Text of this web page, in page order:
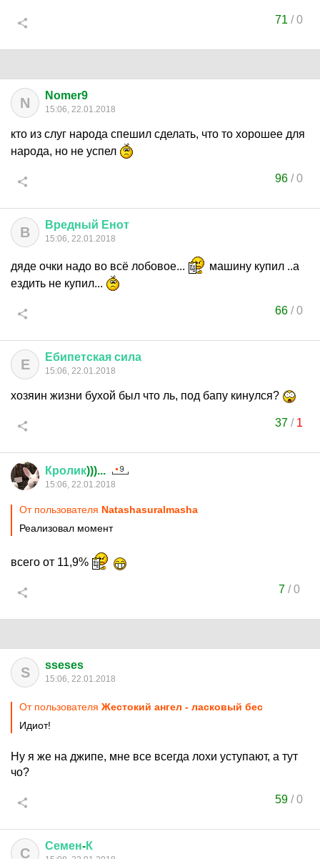
71 /0
N Nomer9
15:06, 22.01.2018
кто из слуг народа спешил сделать, что то хорошее для
народа, но не успел
96 /0
В Вредный Енот
15:06, 22.01.2018
дяде очки надо во всё лобовое...
машину купил ..а
ездить не купил...
66 /0
Е Ебипетская сила
15:06, 22.01.2018
хозяин жизни бухой был что ль, под бапу кинулся?
37 / 1
Кролик)))...
15:06, 22.01.2018
От пользователя Natashasuralmasha
Реализовал момент
всего от 11,9%
7/0
S sseses
15:06, 22.01.2018
От пользователя Жестокий ангел - ласковый бес
Идиот!
Ну я же на джипе, мне все всегда лохи уступают, а тут
чо?
59 /0
С Семен-К